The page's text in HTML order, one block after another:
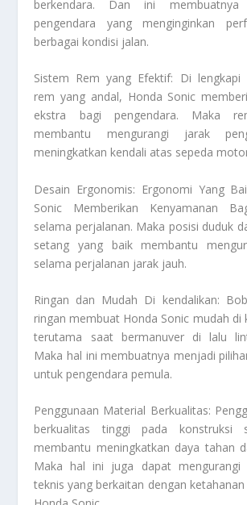
berkendara. Dan ini
pengendara yang menginginkan
berbagai kondisi jalan.
Sistem Rem yang Efektif: Di lengkapi
rem yang andal, Honda Sonic
ekstra bagi pengendara. Maka
membantu mengurangi jarak
meningkatkan kendali atas sepeda
Desain Ergonomis: Ergonomi Yang
Sonic Memberikan Kenyamanan
selama perjalanan. Maka posisi duduk
setang yang baik membantu
selama perjalanan jarak jauh.
Ringan dan Mudah Di kendalikan:
ringan membuat Honda Sonic mudah di
terutama saat bermanuver di lalu
Maka hal ini membuatnya menjadi
untuk pengendara pemula.
Penggunaan Material Berkualitas:
berkualitas tinggi pada konstruksi
membantu meningkatkan daya tahan
Maka hal ini juga dapat mengurangi
teknis yang berkaitan dengan